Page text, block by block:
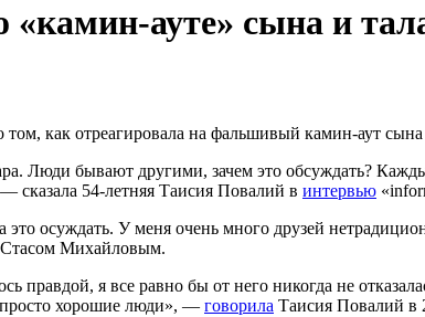
«камин-ауте» сына и
том, как отреагировала на фальшивый камин-аут
Люди бывают другими, зачем это обсуждать?
54-летняя Таисия Повалий в интервью
осуждать. У меня очень много друзей
Стасом Михайловым.
правдой, я все равно бы от него никогда не
хорошие люди», — говорила Таисия Повалий в